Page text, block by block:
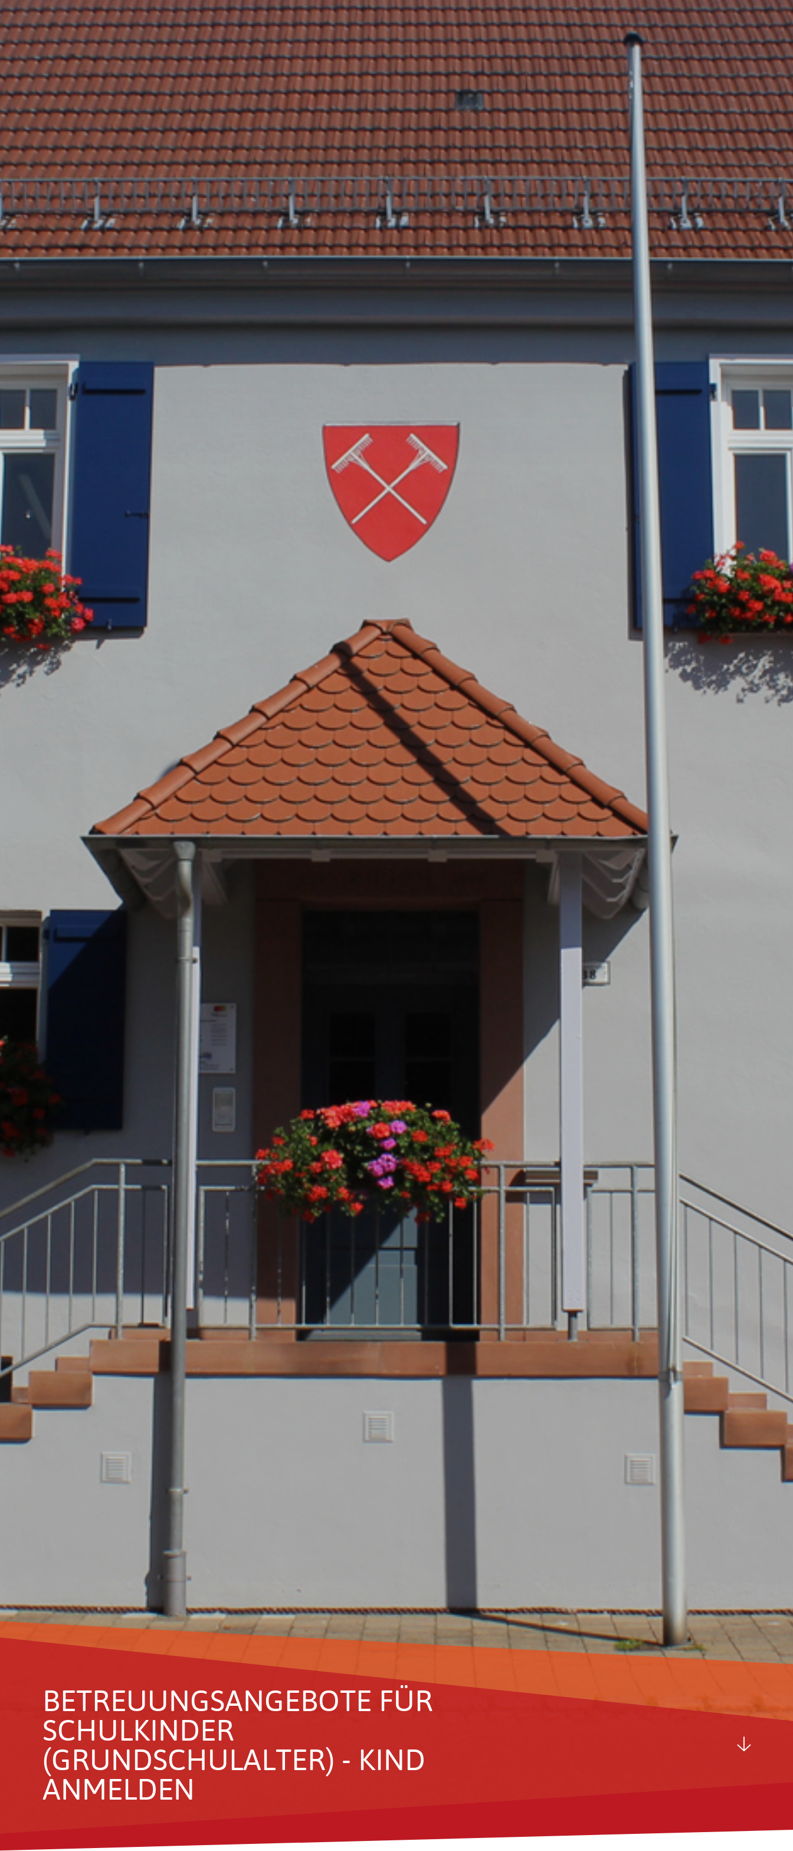
Dienstleistungen A-Z
Formulare & Satzungen
Gemeinderat
Freizeit & Tourismus
Wirtschaft
Schutzallianz 3D
Nach Texteingabe mit Enter bestätigen
BETREU­UNGS­AN­GE­BOTE FÜR
SCHUL­KINDER
(GRUND­SCHUL­ALTER) - KIND
ANMELDEN